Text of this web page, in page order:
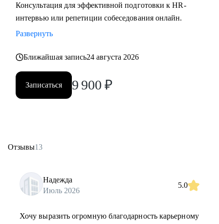
Консультация для эффективной подготовки к HR-
интервью или репетиции собеседования онлайн.
Развернуть
Ближайшая запись24 августа 2026
Записаться 9 900 ₽
Отзывы13
Надежда
Июль 2026
5.0
Хочу выразить огромную благодарность карьерному